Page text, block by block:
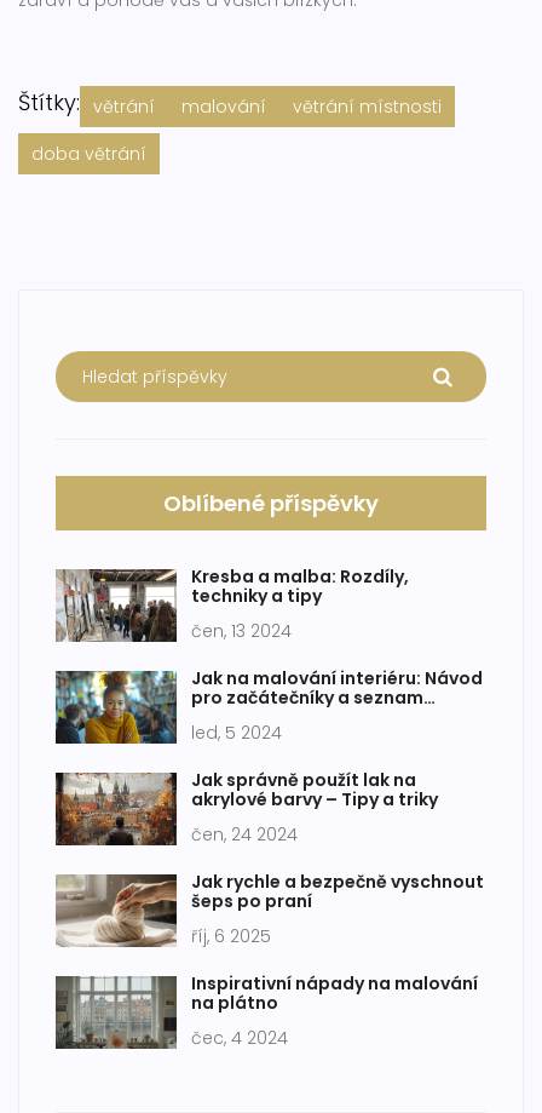
Štítky: větrání malování
větrání místnosti
doba větrání
Oblíbené příspěvky
Kresba a malba: Rozdíly,
techniky a tipy
čen, 13 2024
Jak na malování interiéru: Návod
pro začátečníky a seznam
led, 5 2024
Jak správně použít lak na
akrylové barvy – Tipy a triky
čen, 24 2024
Jak rychle a bezpečně vyschnout
šeps po praní
říj, 6 2025
Inspirativní nápady na malování
na plátno
čec, 4 2024